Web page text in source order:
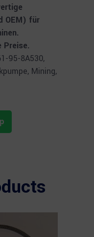
OEM) für
Preise.
95-8A530,
Mining,